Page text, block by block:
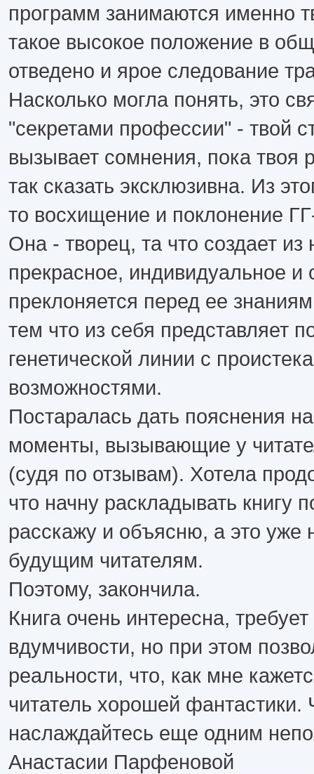
программ занимаются именно
такое высокое положение в
отведено и ярое следование
Насколько могла понять, это
"секретами профессии" - твой
вызывает сомнения, пока твоя
так сказать эксклюзивна. Из
то восхищение и поклонение
Она - творец, та что создает из
прекрасное, индивидуальное
преклоняется перед ее
тем что из себя представляет
генетической линии с
возможностями.
Постаралась дать пояснения
моменты, вызывающие у
(судя по отзывам). Хотела
что начну раскладывать книгу
расскажу и объясню, а это уже
будущим читателям.
Поэтому, закончила.
Книга очень интересна,
вдумчивости, но при этом
реальности, что, как мне
читатель хорошей фантастики.
наслаждайтесь еще одним
Анастасии Парфеновой